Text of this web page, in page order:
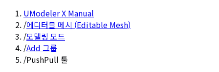
UModeler X Manual
/에디터블 메시 (Editable Mesh)
/모델링 모드
/Add 그룹
/PushPull 툴